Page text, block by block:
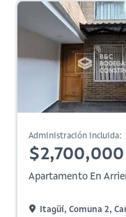
Administración incluida:
$2,700,000
Apartamento En
Itagüí, Comuna 2,